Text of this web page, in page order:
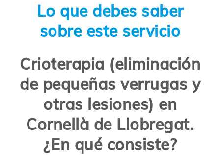
Lo que debes saber
sobre este servicio
Crioterapia (eliminación
de pequeñas verrugas y
otras lesiones) en
Cornellà de Llobregat.
¿En qué consiste?